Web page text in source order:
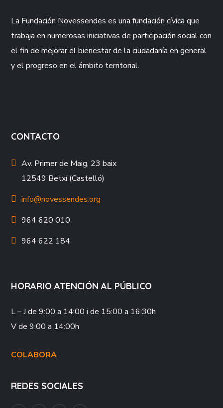
La Fundación Novessendes es una fundación cívica que
trabaja en numerosas iniciativas de participación social con
el fin de mejorar el bienestar de la ciudadanía en general
y el progreso en el ámbito territorial.
CONTACTO
Av. Primer de Maig, 23 baix
12549 Betxí (Castelló)
info@novessendes.org
964 620 010
964 622 184
HORARIO ATENCIÓN AL PÚBLICO
L – Jde 9:00 a 14:00 i de 15:00 a 16:30h
Vde 9:00 a 14:00h
COLABORA
REDES SOCIALES